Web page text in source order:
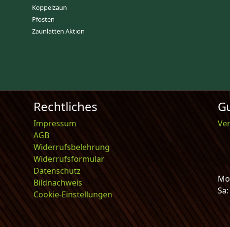
Koppelzaun
Pfosten
Zaunlatten Aktion
Rechtliches
Impressum
AGB
Widerrufsbelehrung
Widerrufsformular
Datenschutz
Bildnachweis
Cookie-Einstellungen